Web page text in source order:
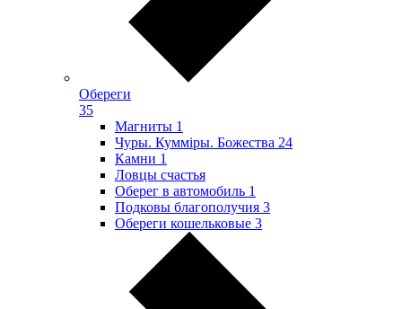
Обереги
35
Магниты 1
Чуры. Куммiры. Божества 24
Камни 1
Ловцы счастья
Оберег в автомобиль 1
Подковы благополучия 3
Обереги кошельковые 3